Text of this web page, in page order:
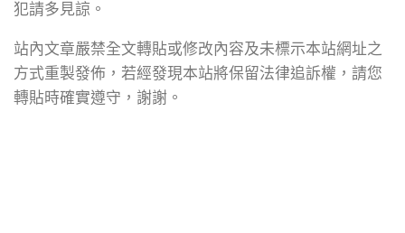
犯請多見諒。
站內文章嚴禁全文轉貼或修改內容及未標示本站網址之
方式重製發佈，若經發現本站將保留法律追訴權，請您
轉貼時確實遵守，謝謝。